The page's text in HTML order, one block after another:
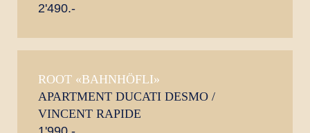
2'490.-
ROOT «BAHNHÖFLI»
APARTMENT DUCATI DESMO /
VINCENT RAPIDE